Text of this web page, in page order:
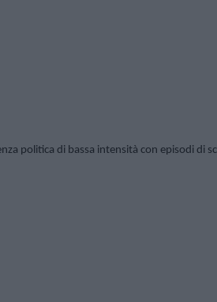
politica di bassa intensità con episodi di